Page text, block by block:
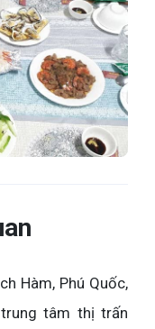
Hàm, Phú Quốc,
trung tâm thị trấn